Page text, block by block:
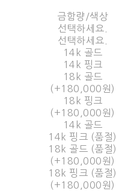
금함량/색상
선택하세요.
선택하세요.
14k 골드
14k 핑크
18k 골드
(+180,000원)
18k 핑크
(+180,000원)
14k 골드
14k 핑크 (품절)
18k 골드 (품절)
(+180,000원)
18k 핑크 (품절)
(+180,000원)